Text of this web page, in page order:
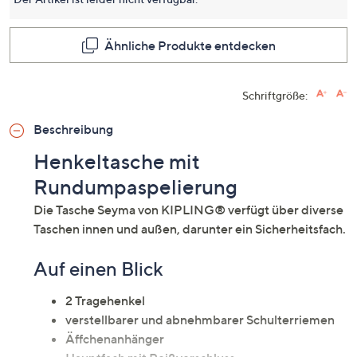
Ähnliche Produkte entdecken
Schriftgröße:
Beschreibung
Henkeltasche mit
Rundumpaspelierung
Die Tasche Seyma von KIPLING® verfügt über diverse
Taschen innen und außen, darunter ein Sicherheitsfach.
Auf einen Blick
2 Tragehenkel
verstellbarer und abnehmbarer Schulterriemen
Äffchenanhänger